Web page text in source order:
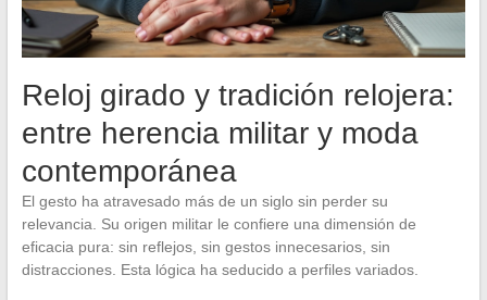
Reloj girado y tradición relojera:
entre herencia militar y moda
contemporánea
El gesto ha atravesado más de un siglo sin perder su
relevancia. Su origen militar le confiere una dimensión de
eficacia pura: sin reflejos, sin gestos innecesarios, sin
distracciones. Esta lógica ha seducido a perfiles variados.